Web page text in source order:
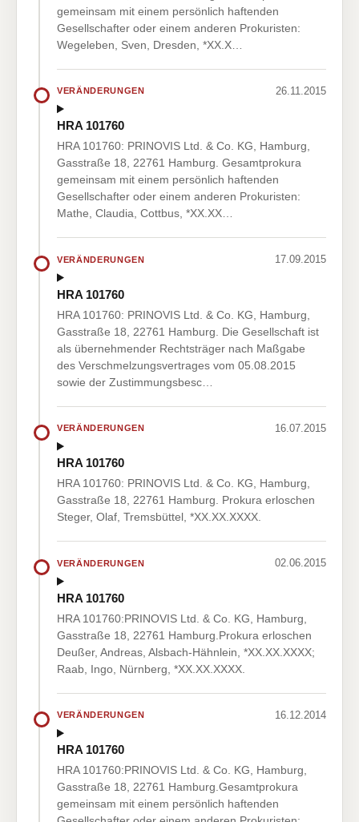
gemeinsam mit einem persönlich haftenden
Gesellschafter oder einem anderen Prokuristen:
Wegeleben, Sven, Dresden, *XX.X…
VERÄNDERUNGEN 26.11.2015
HRA 101760
HRA 101760: PRINOVIS Ltd. & Co. KG, Hamburg,
Gasstraße 18, 22761 Hamburg. Gesamtprokura
gemeinsam mit einem persönlich haftenden
Gesellschafter oder einem anderen Prokuristen:
Mathe, Claudia, Cottbus, *XX.XX…
VERÄNDERUNGEN 17.09.2015
HRA 101760
HRA 101760: PRINOVIS Ltd. & Co. KG, Hamburg,
Gasstraße 18, 22761 Hamburg. Die Gesellschaft ist
als übernehmender Rechtsträger nach Maßgabe
des Verschmelzungsvertrages vom 05.08.2015
sowie der Zustimmungsbesc…
VERÄNDERUNGEN 16.07.2015
HRA 101760
HRA 101760: PRINOVIS Ltd. & Co. KG, Hamburg,
Gasstraße 18, 22761 Hamburg. Prokura erloschen
Steger, Olaf, Tremsbüttel, *XX.XX.XXXX.
VERÄNDERUNGEN 02.06.2015
HRA 101760
HRA 101760:PRINOVIS Ltd. & Co. KG, Hamburg,
Gasstraße 18, 22761 Hamburg.Prokura erloschen
Deußer, Andreas, Alsbach-Hähnlein, *XX.XX.XXXX;
Raab, Ingo, Nürnberg, *XX.XX.XXXX.
VERÄNDERUNGEN 16.12.2014
HRA 101760
HRA 101760:PRINOVIS Ltd. & Co. KG, Hamburg,
Gasstraße 18, 22761 Hamburg.Gesamtprokura
gemeinsam mit einem persönlich haftenden